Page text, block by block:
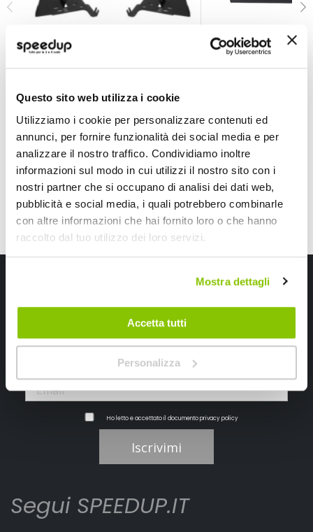
Questo sito web utilizza i cookie
Utilizziamo i cookie per personalizzare contenuti ed
annunci, per fornire funzionalità dei social media e per
analizzare il nostro traffico. Condividiamo inoltre
informazioni sul modo in cui utilizzi il nostro sito con i
nostri partner che si occupano di analisi dei dati web,
pubblicità e social media, i quali potrebbero combinarle
con altre informazioni che hai fornito loro o che hanno
raccolto dal tuo utilizzo dei loro servizi.
Mostra dettagli
Accetta tutti
Personalizza
Installazione Mascherina 2 din - PHONOCAR Subaru
Prezzo
speciale
31,45 € -67%
Installazione
Prezzo
speciale
41,55 € -65%
Spedizione gratuita!
Iscriviti alla newsletter Speedup
Ricevi subito uno sconto del 10% per il tuo primo acquisto online!
Ho letto e accettato il documentoprivacy policy
Iscrivimi
Segui SPEEDUP.IT